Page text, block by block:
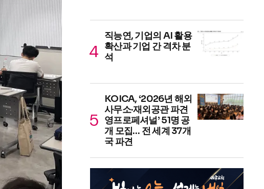
직능연, 기업의 AI 활용
확산과 기업 간 격차 분
석
KOICA, ‘2026년 해외
사무소·재외공관 파견
영프로페셔널’ 51명 공
개 모집… 전 세계 37개
국 파견